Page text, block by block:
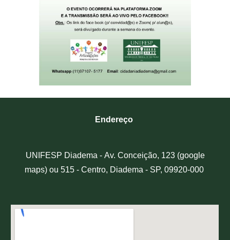
Endereço
UNIFESP Diadema - Av. Conceição, 123 (google
maps) ou 515 - Centro, Diadema - SP, 09920-000